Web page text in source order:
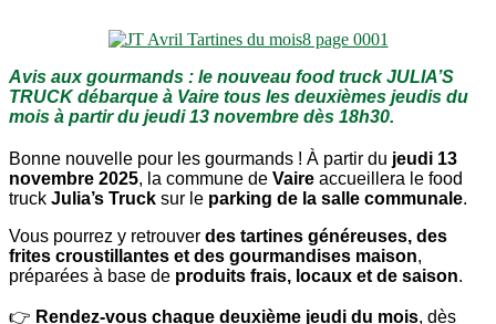
Avis aux gourmands : le nouveau food truck JULIA’S
TRUCK débarque à Vaire tous les deuxièmes jeudis du
mois à partir du jeudi 13 novembre dès 18h30.
Bonne nouvelle pour les gourmands ! À partir du jeudi 13
novembre 2025, la commune de Vaire accueillera le food
truck Julia’s Truck sur le parking de la salle communale.
Vous pourrez y retrouver des tartines généreuses, des
frites croustillantes et des gourmandises maison,
préparées à base de produits frais, locaux et de saison.
👉 Rendez-vous chaque deuxième jeudi du mois, dès